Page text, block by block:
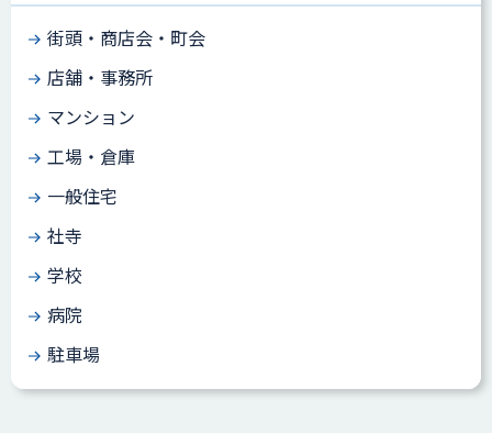
街頭・商店会・町会
店舗・事務所
マンション
工場・倉庫
一般住宅
社寺
学校
病院
駐車場